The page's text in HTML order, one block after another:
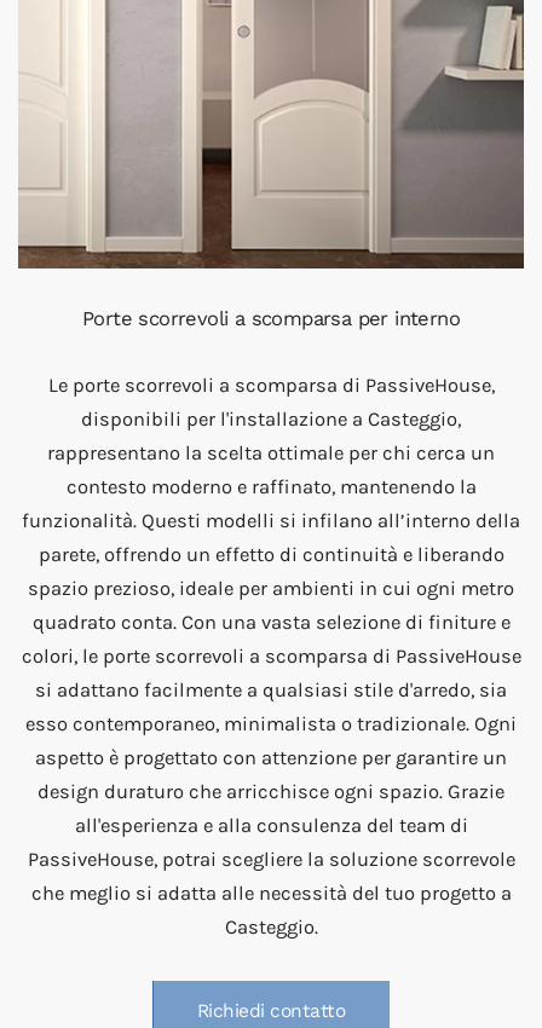
Porte scorrevoli a scomparsa per interno
Le porte scorrevoli a scomparsa di PassiveHouse,
disponibili per l'installazione a Casteggio,
rappresentano la scelta ottimale per chi cerca un
contesto moderno e raffinato, mantenendo la
funzionalità. Questi modelli si infilano all’interno della
parete, offrendo un effetto di continuità e liberando
spazio prezioso, ideale per ambienti in cui ogni metro
quadrato conta. Con una vasta selezione di finiture e
colori, le porte scorrevoli a scomparsa di PassiveHouse
si adattano facilmente a qualsiasi stile d'arredo, sia
esso contemporaneo, minimalista o tradizionale. Ogni
aspetto è progettato con attenzione per garantire un
design duraturo che arricchisce ogni spazio. Grazie
all'esperienza e alla consulenza del team di
PassiveHouse, potrai scegliere la soluzione scorrevole
che meglio si adatta alle necessità del tuo progetto a
Casteggio.
Richiedi contatto